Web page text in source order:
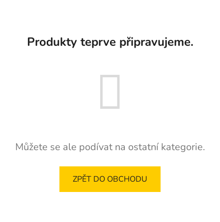
Produkty teprve připravujeme.
Můžete se ale podívat na ostatní kategorie.
ZPĚT DO OBCHODU